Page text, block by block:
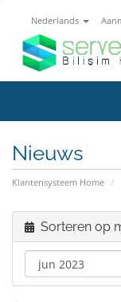
Nederlands
Nieuws
Klantensysteem Home
Sorteren op